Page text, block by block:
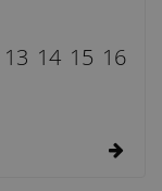
13 14 15 16